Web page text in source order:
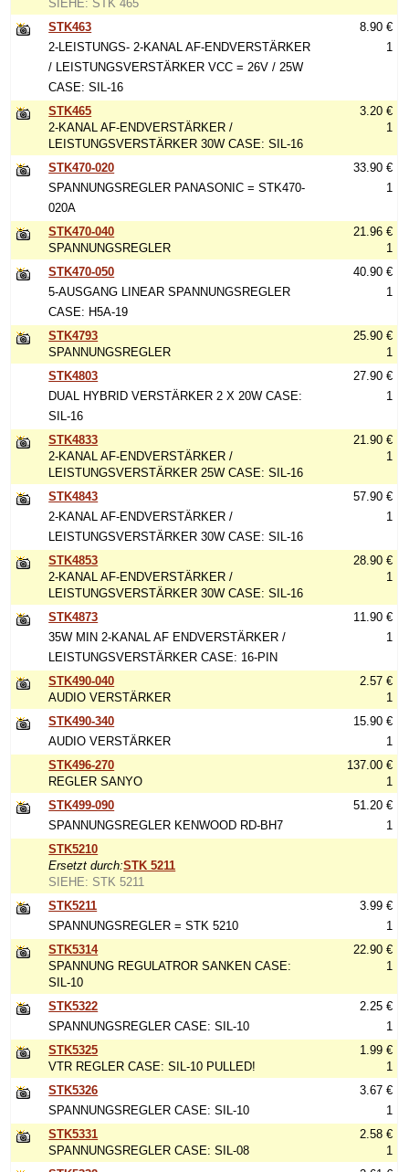
SIEHE: STK 465
STK463
2-LEISTUNGS- 2-KANAL AF-ENDVERSTÄRKER
/ LEISTUNGSVERSTÄRKER VCC = 26V / 25W
CASE: SIL-16
8.90 €
1
STK465
2-KANAL AF-ENDVERSTÄRKER /
LEISTUNGSVERSTÄRKER 30W CASE: SIL-16
3.20 €
1
STK470-020
SPANNUNGSREGLER PANASONIC = STK470-
020A
33.90 €
1
STK470-040
SPANNUNGSREGLER
21.96 €
1
STK470-050
5-AUSGANG LINEAR SPANNUNGSREGLER
CASE: H5A-19
40.90 €
1
STK4793
SPANNUNGSREGLER
25.90 €
1
STK4803
DUAL HYBRID VERSTÄRKER 2 X 20W CASE:
SIL-16
27.90 €
1
STK4833
2-KANAL AF-ENDVERSTÄRKER /
LEISTUNGSVERSTÄRKER 25W CASE: SIL-16
21.90 €
1
STK4843
2-KANAL AF-ENDVERSTÄRKER /
LEISTUNGSVERSTÄRKER 30W CASE: SIL-16
57.90 €
1
STK4853
2-KANAL AF-ENDVERSTÄRKER /
LEISTUNGSVERSTÄRKER 30W CASE: SIL-16
28.90 €
1
STK4873
35W MIN 2-KANAL AF ENDVERSTÄRKER /
LEISTUNGSVERSTÄRKER CASE: 16-PIN
11.90 €
1
STK490-040
AUDIO VERSTÄRKER
2.57 €
1
STK490-340
AUDIO VERSTÄRKER
15.90 €
1
STK496-270
REGLER SANYO
137.00 €
1
STK499-090
SPANNUNGSREGLER KENWOOD RD-BH7
51.20 €
1
STK5210
Ersetzt durch:STK 5211
SIEHE: STK 5211
STK5211
SPANNUNGSREGLER = STK 5210
3.99 €
1
STK5314
SPANNUNG REGULATROR SANKEN CASE:
SIL-10
22.90 €
1
STK5322
SPANNUNGSREGLER CASE: SIL-10
2.25 €
1
STK5325
VTR REGLER CASE: SIL-10 PULLED!
1.99 €
1
STK5326
SPANNUNGSREGLER CASE: SIL-10
3.67 €
1
STK5331
SPANNUNGSREGLER CASE: SIL-08
2.58 €
1